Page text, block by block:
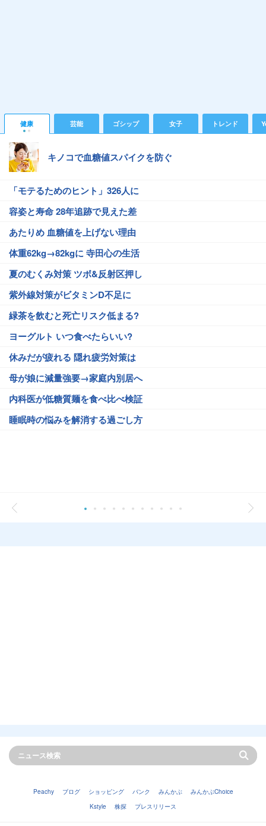
健康 芸能 ゴシップ 女子 トレンド
キノコで血糖値スパイクを防ぐ
「モテるためのヒント」326人に
容姿と寿命 28年追跡で見えた差
あたりめ 血糖値を上げない理由
体重62kg→82kgに 寺田心の生活
夏のむくみ対策 ツボ&反射区押し
紫外線対策がビタミンD不足に
緑茶を飲むと死亡リスク低まる?
ヨーグルト いつ食べたらいい?
休みだが疲れる 隠れ疲労対策は
母が娘に減量強要→家庭内別居へ
内科医が低糖質麺を食べ比べ検証
睡眠時の悩みを解消する過ごし方
Peachy ブログ ショッピング バンク みんかぶ
みんかぶChoice
Kstyle
株探 プレスリリース